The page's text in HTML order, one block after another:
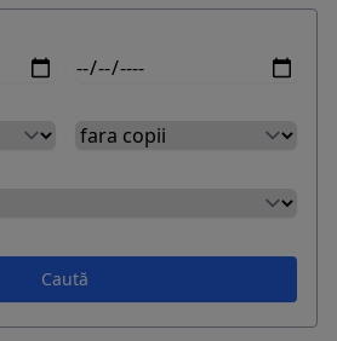
Caută